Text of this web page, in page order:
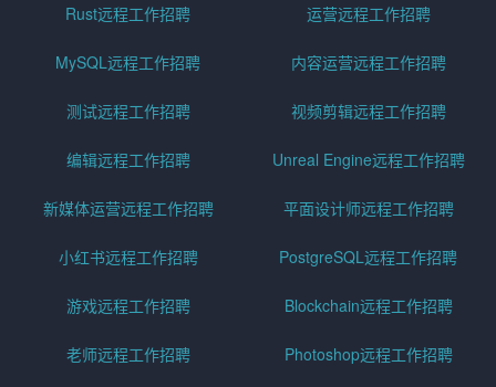
Rust远程工作招聘 运营远程工作招聘
MySQL远程工作招聘 内容运营远程工作招聘
测试远程工作招聘 视频剪辑远程工作招聘
编辑远程工作招聘 Unreal Engine远程工作招聘
新媒体运营远程工作招聘 平面设计师远程工作招聘
小红书远程工作招聘 PostgreSQL远程工作招聘
游戏远程工作招聘 Blockchain远程工作招聘
老师远程工作招聘 Photoshop远程工作招聘